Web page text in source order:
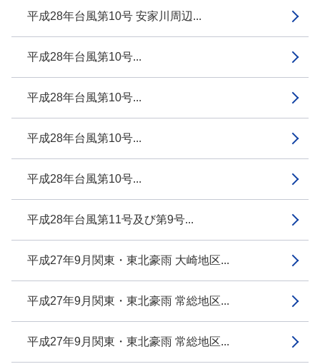
平成28年台風第10号 安家川周辺...
平成28年台風第10号...
平成28年台風第10号...
平成28年台風第10号...
平成28年台風第10号...
平成28年台風第11号及び第9号...
平成27年9月関東・東北豪雨 大崎地区...
平成27年9月関東・東北豪雨 常総地区...
平成27年9月関東・東北豪雨 常総地区...